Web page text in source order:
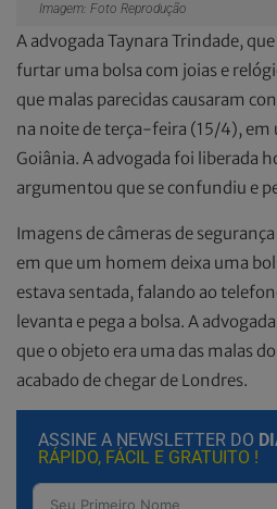
Imagem: Foto Reprodução
A advogada Taynara Trindade,
furtar uma bolsa com joias e
que malas parecidas causaram
na noite de terça-feira (15/4), em
Goiânia. A advogada foi liberada
argumentou que se confundiu e
Imagens de câmeras de
em que um homem deixa uma
estava sentada, falando ao
levanta e pega a bolsa. A
que o objeto era uma das malas
acabado de chegar de Londres.
ASSINE A NEWSLETTER DO
RÁPIDO, FÁCIL E GRATUITO !